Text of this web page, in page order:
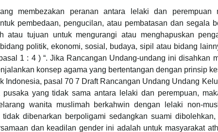
membezakan peranan antara lelaki dan perempuan
pembedaan, pengucilan, atau pembatasan dan segala
tujuan untuk mengurangi atau menghapuskan
politik, ekonomi, sosial, budaya, sipil atau bidang
1 : 4 ) “. Jika Rancangan Undang-undang ini disahkan
konsep agama yang bertentangan dengan prinsip
pasal 70 7 Draft Rancangan Undang Undang
yang tidak sama antara lelaki dan perempuan,
wanita muslimah berkahwin dengan lelaki non-
dibenarkan berpoligami sedangkan suami
dan keadilan gender ini adalah untuk masyarakat